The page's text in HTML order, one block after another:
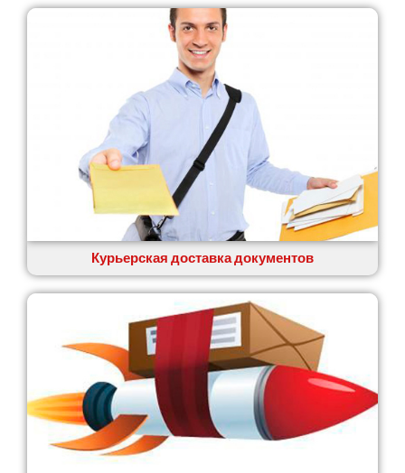
Великий Омеляник
Верхнеднепровск
Вита-Почтовая
Вольнянск
Вознесенск
Южноукраинск
Запорожье
Заречаны
Зазимье
Здолбунов
Курьерская доставка документов